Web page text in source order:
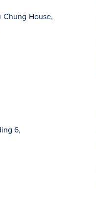
Chung House,
6,